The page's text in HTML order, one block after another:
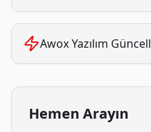
AwoxYazılım
Hemen Arayın